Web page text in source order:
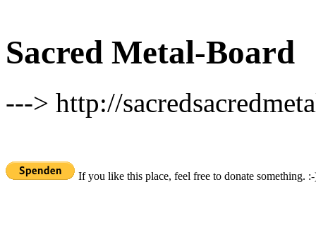
Sacred Metal-Board
---> http://
If you like this place, feel free to donate something.